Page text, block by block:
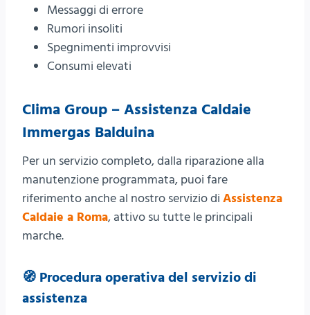
Messaggi di errore
Rumori insoliti
Spegnimenti improvvisi
Consumi elevati
Clima Group – Assistenza Caldaie
Immergas Balduina
Per un servizio completo, dalla riparazione alla
manutenzione programmata, puoi fare
riferimento anche al nostro servizio di Assistenza
Caldaie a Roma, attivo su tutte le principali
marche.
🧭 Procedura operativa del servizio di
assistenza